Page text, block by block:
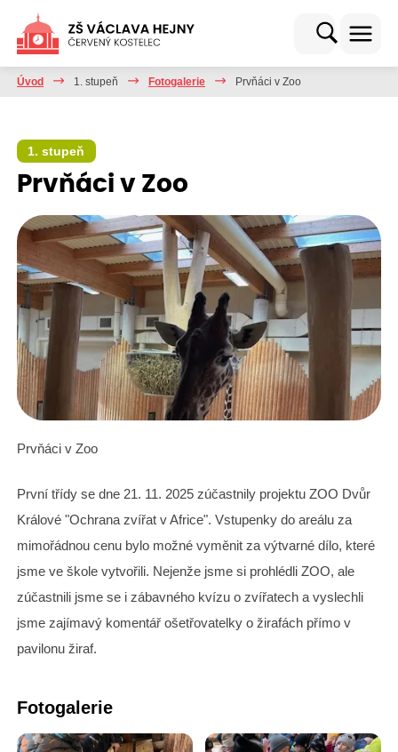
Úvod 1. stupeň Fotogalerie Prvňáci v Zoo
1. stupeň
Prvňáci v Zoo
Prvňáci v Zoo
První třídy se dne 21. 11. 2025 zúčastnily projektu ZOO Dvůr
Králové "Ochrana zvířat v Africe". Vstupenky do areálu za
mimořádnou cenu bylo možné vyměnit za výtvarné dílo, které
jsme ve škole vytvořili. Nejenže jsme si prohlédli ZOO, ale
zúčastnili jsme se i zábavného kvízu o zvířatech a vyslechli
jsme zajímavý komentář ošetřovatelky o žirafách přímo v
pavilonu žiraf.
Fotogalerie